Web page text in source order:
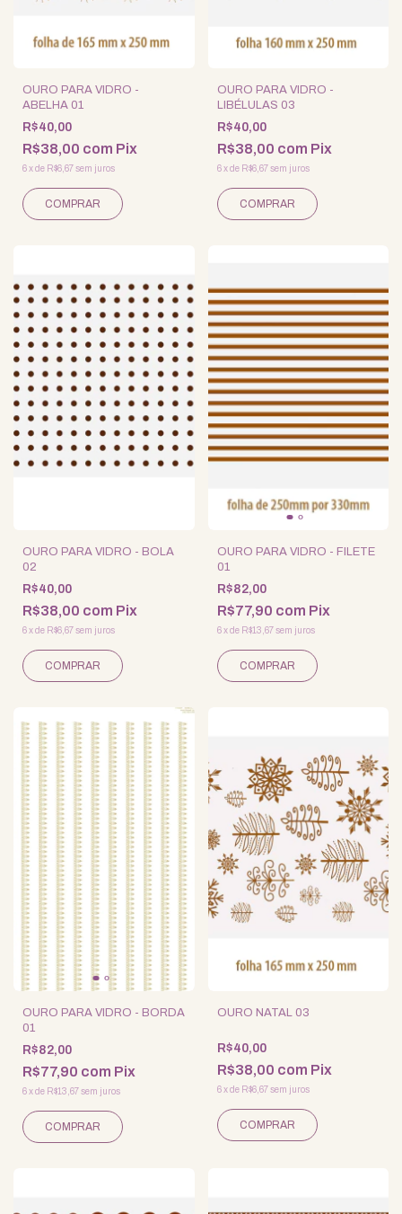
OURO PARA VIDRO -
ABELHA 01
R$40,00
R$38,00 com Pix
6xde R$6,67 sem juros
OURO PARA VIDRO -
LIBÉLULAS 03
R$40,00
R$38,00 com Pix
6 xde R$6,67 sem juros
OURO PARA VIDRO - BOLA
02
R$40,00
R$38,00 com Pix
6xde R$6,67sem juros
OURO PARA VIDRO - FILETE
01
R$82,00
R$77,90 com Pix
6 xde R$13,67 sem juros
OURO PARA VIDRO - BORDA
01
R$82,00
R$77,90 com Pix
6xde R$13,67sem juros
OURO NATAL 03
R$40,00
R$38,00 com Pix
6 xde R$6,67 sem juros